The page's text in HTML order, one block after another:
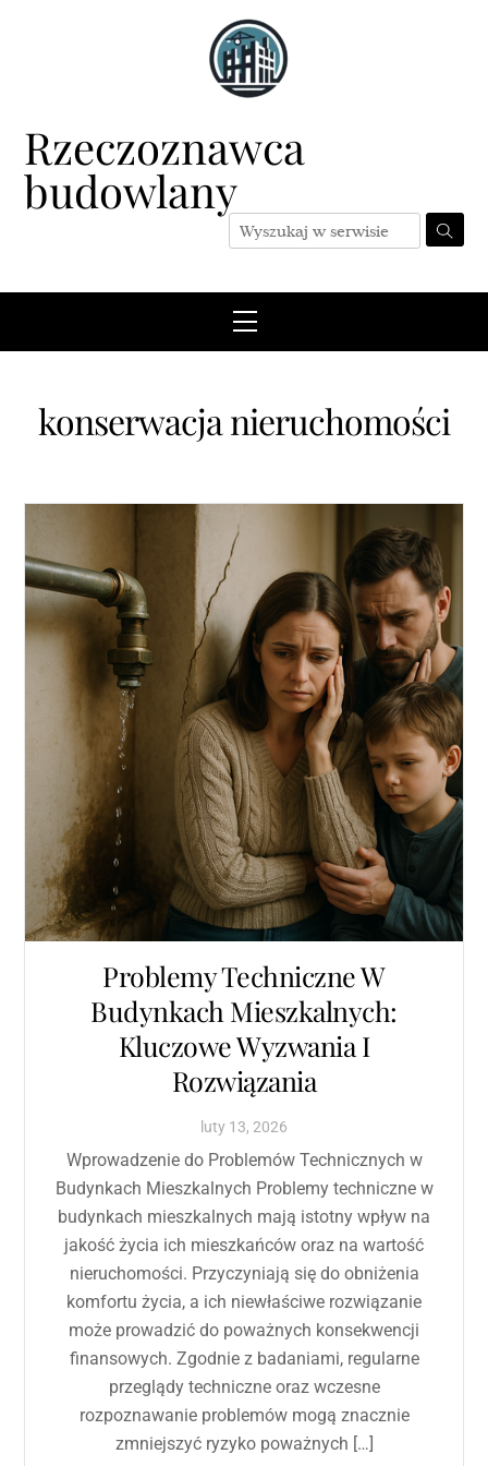
Rzeczoznawca
budowlany
Menu
konserwacja nieruchomości
Problemy Techniczne W
Budynkach Mieszkalnych:
Kluczowe Wyzwania I
Rozwiązania
luty 13, 2026
Wprowadzenie do Problemów Technicznych w
Budynkach Mieszkalnych Problemy techniczne w
budynkach mieszkalnych mają istotny wpływ na
jakość życia ich mieszkańców oraz na wartość
nieruchomości. Przyczyniają się do obniżenia
komfortu życia, a ich niewłaściwe rozwiązanie
może prowadzić do poważnych konsekwencji
finansowych. Zgodnie z badaniami, regularne
przeglądy techniczne oraz wczesne
rozpoznawanie problemów mogą znacznie
zmniejszyć ryzyko poważnych […]